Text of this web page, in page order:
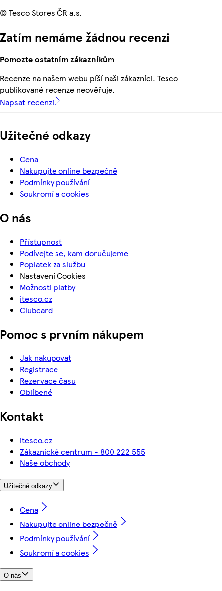
© Tesco Stores ČR a.s.
Zatím nemáme žádnou recenzi
Pomozte ostatním zákazníkům
Recenze na našem webu píší naši zákazníci. Tesco
publikované recenze neověřuje.
Napsat recenzi
Užitečné odkazy
Cena
Nakupujte online bezpečně
Podmínky používání
Soukromí a cookies
O nás
Přístupnost
Podívejte se, kam doručujeme
Poplatek za službu
Nastavení Cookies
Možnosti platby
itesco.cz
Clubcard
Pomoc s prvním nákupem
Jak nakupovat
Registrace
Rezervace času
Oblíbené
Kontakt
itesco.cz
Zákaznické centrum - 800 222 555
Naše obchody
Užitečné odkazy
Cena
Nakupujte online bezpečně
Podmínky používání
Soukromí a cookies
O nás